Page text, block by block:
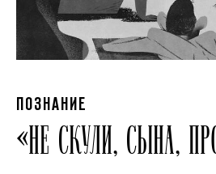
ПОЗНАНИЕ
«НЕ СКУЛИ, СЫНА,